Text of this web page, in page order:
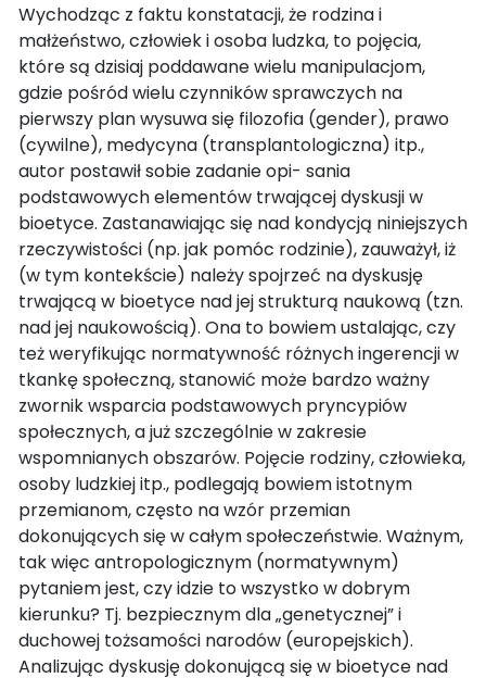
Wychodząc z faktu konstatacji, że rodzina i
małżeństwo, człowiek i osoba ludzka, to pojęcia,
które są dzisiaj poddawane wielu manipulacjom,
gdzie pośród wielu czynników sprawczych na
pierwszy plan wysuwa się filozofia (gender), prawo
(cywilne), medycyna (transplantologiczna) itp.,
autor postawił sobie zadanie opi- sania
podstawowych elementów trwającej dyskusji w
bioetyce. Zastanawiając się nad kondycją niniejszych
rzeczywistości (np. jak pomóc rodzinie), zauważył, iż
(w tym kontekście) należy spojrzeć na dyskusję
trwającą w bioetyce nad jej strukturą naukową (tzn.
nad jej naukowością). Ona to bowiem ustalając, czy
też weryfikując normatywność różnych ingerencji w
tkankę społeczną, stanowić może bardzo ważny
zwornik wsparcia podstawowych pryncypiów
społecznych, a już szczególnie w zakresie
wspomnianych obszarów. Pojęcie rodziny, człowieka,
osoby ludzkiej itp., podlegają bowiem istotnym
przemianom, często na wzór przemian
dokonujących się w całym społeczeństwie. Ważnym,
tak więc antropologicznym (normatywnym)
pytaniem jest, czy idzie to wszystko w dobrym
kierunku? Tj. bezpiecznym dla „genetycznej” i
duchowej tożsamości narodów (europejskich).
Analizując dyskusję dokonującą się w bioetyce nad